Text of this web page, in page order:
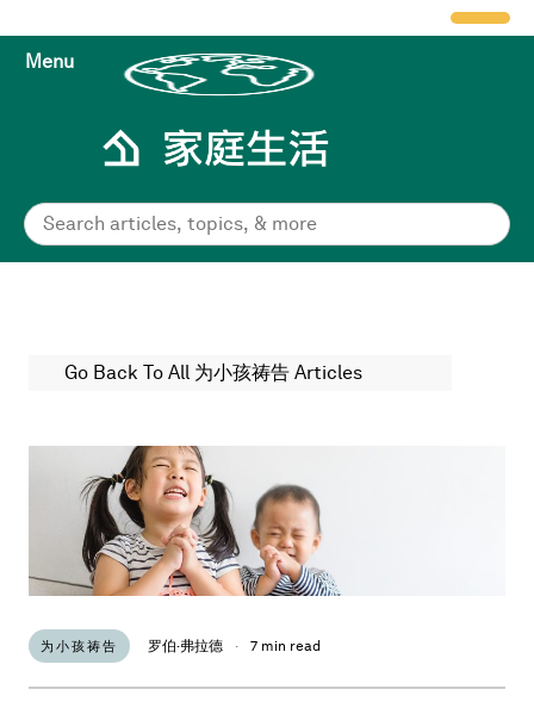
Menu
Go Back To All 为小孩祷告 Articles
为小孩祷告 罗伯·弗拉德 · 7 min read